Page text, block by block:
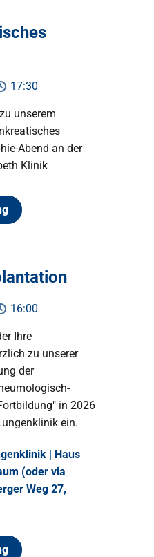
17:30
unserem
Abend an der
Klinik
16:00
Ihre
zu unserer
der
in 2026
ein.
| Haus
(oder via
Weg 27,